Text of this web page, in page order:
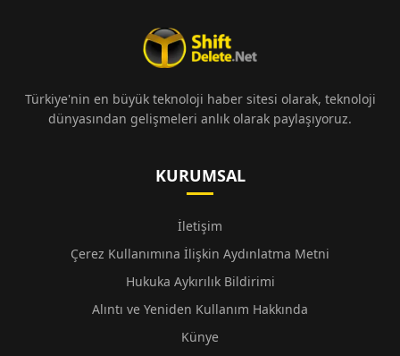
Türkiye'nin en büyük teknoloji haber sitesi olarak, teknoloji
dünyasından gelişmeleri anlık olarak paylaşıyoruz.
KURUMSAL
İletişim
Çerez Kullanımına İlişkin Aydınlatma Metni
Hukuka Aykırılık Bildirimi
Alıntı ve Yeniden Kullanım Hakkında
Künye